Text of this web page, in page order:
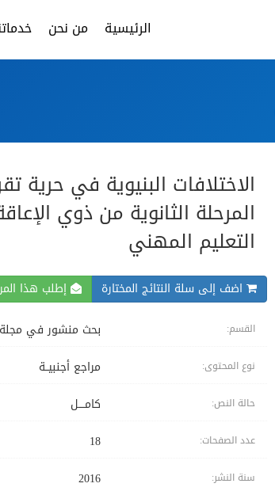
الرئيسية من نحن
الاختلافات البنيوية في حرية
المرحلة الثانوية من ذوي
التعليم المهني
اضف إلى سلة النتائج المختارة إطلب هذا
القسم: بحث منشور في
نوع المحتوى: مراجع أجنبيــة
حالة النص: كامــــل
عدد الصفحات: 18
سنة النشر: 2016